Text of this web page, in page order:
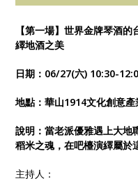
【第一場】世界金牌琴酒
繹地酒之美
日期： 06/27(六) 10:30-
地點：華山1914文化創意產
說明：當老派優雅遇上大地
稻米之魂，在吧檯演繹屬於
主持人：